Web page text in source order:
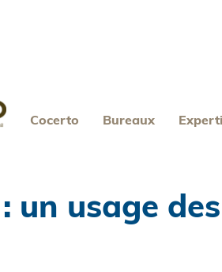
Cocerto Bureaux
un usage